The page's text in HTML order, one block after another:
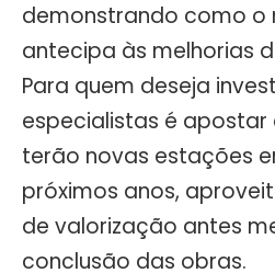
demonstrando como o
antecipa às melhorias
Para quem deseja
especialistas é apostar
terão novas estações
próximos anos,
de valorização antes
conclusão das obras.